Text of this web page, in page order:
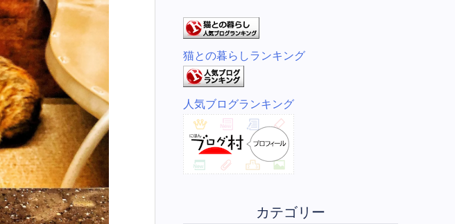
猫との暮らしランキング
人気ブログランキング
カテゴリー